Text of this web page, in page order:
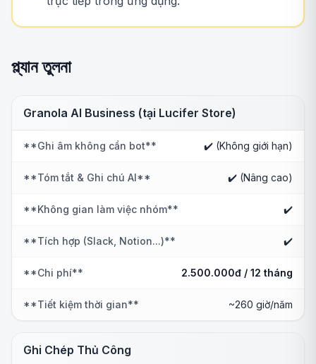
প্ল্যান তুলনা
Granola AI Business (tại Lucifer Store)
**Ghi âm không cần bot** ✔️ (Không giới hạn)
**Tóm tắt & Ghi chú AI** ✔️ (Nâng cao)
**Không gian làm việc nhóm** ✔️
**Tích hợp (Slack, Notion...)** ✔️
**Chi phí** 2.500.000đ / 12 tháng
**Tiết kiệm thời gian** ~260 giờ/năm
Ghi Chép Thủ Công